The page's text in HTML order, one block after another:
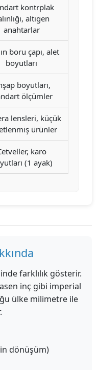
kontrplak
altıgen
anahtarlar
boru çapı, alet
boyutları
boyutları,
ölçümler
lensleri, küçük
ürünler
karo
(1 ayak)
farklılık gösterir.
inç gibi imperial
ülke milimetre ile
dönüşüm)